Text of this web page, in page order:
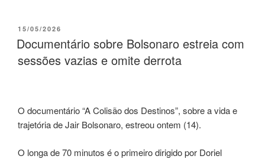
15/05/2026
Documentário sobre Bolsonaro estreia com
sessões vazias e omite derrota
O documentário “A Colisão dos Destinos”, sobre a vida e
trajetória de Jair Bolsonaro, estreou ontem (14).
O longa de 70 minutos é o primeiro dirigido por Doriel